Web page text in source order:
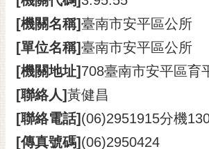
訂
閱
RSS
訂
閱
電
子
報
[機關名稱]臺南市安平區公所
[單位名稱]臺南市安平區公所
[機關地址] 708臺南市安平區育
[聯絡人]黃健昌
[聯絡電話] (06)2951915分機
[傳真號碼] (06)2950424